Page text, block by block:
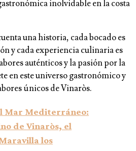
inolvidable en la costa
una historia, cada bocado es
y cada experiencia culinaria es
auténticos y la pasión por la
en este universo gastronómico y
únicos de Vinaròs.
Mar Mediterráneo:
de Vinaròs, el
los